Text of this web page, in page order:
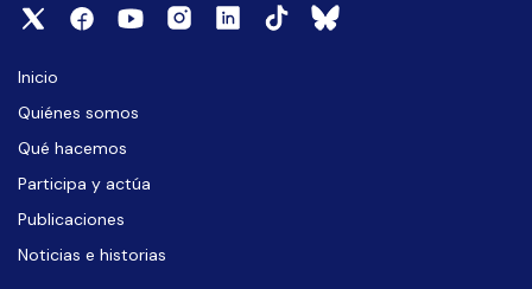
Inicio
Quiénes somos
Qué hacemos
Participa y actúa
Publicaciones
Noticias e historias